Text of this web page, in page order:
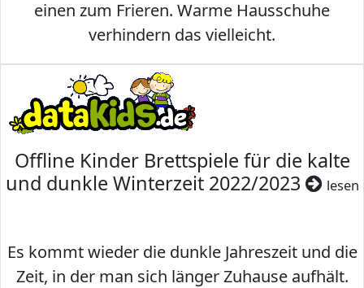
einen zum Frieren. Warme Hausschuhe
verhindern das vielleicht.
Offline Kinder Brettspiele für die kalte
und dunkle Winterzeit 2022/2023
lesen
Es kommt wieder die dunkle Jahreszeit und die
Zeit, in der man sich länger Zuhause aufhält.